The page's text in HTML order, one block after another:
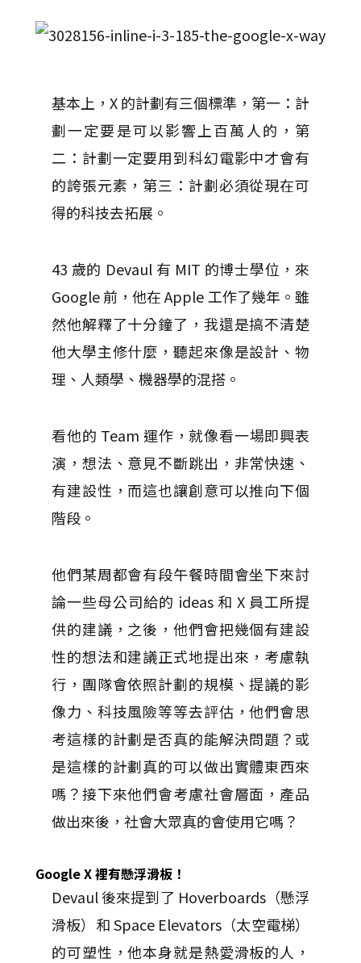
基本上，X 的計劃有三個標準，第一：計
劃一定要是可以影響上百萬人的，第
二：計劃一定要用到科幻電影中才會有
的誇張元素，第三：計劃必須從現在可
得的科技去拓展。
43 歲的 Devaul 有 MIT 的博士學位，來
Google 前，他在 Apple 工作了幾年。雖
然他解釋了十分鐘了，我還是搞不清楚
他大學主修什麼，聽起來像是設計、物
理、人類學、機器學的混搭。
看他的 Team 運作，就像看一場即興表
演，想法、意見不斷跳出，非常快速、
有建設性，而這也讓創意可以推向下個
階段。
他們某周都會有段午餐時間會坐下來討
論一些母公司給的 ideas 和 X 員工所提
供的建議，之後，他們會把幾個有建設
性的想法和建議正式地提出來，考慮執
行，團隊會依照計劃的規模、提議的影
像力、科技風險等等去評估，他們會思
考這樣的計劃是否真的能解決問題？或
是這樣的計劃真的可以做出實體東西來
嗎？接下來他們會考慮社會層面，產品
做出來後，社會大眾真的會使用它嗎？
Google X 裡有懸浮滑板！
Devaul 後來提到了 Hoverboards（懸浮
滑板）和 Space Elevators（太空電梯）
的可塑性，他本身就是熱愛滑板的人，